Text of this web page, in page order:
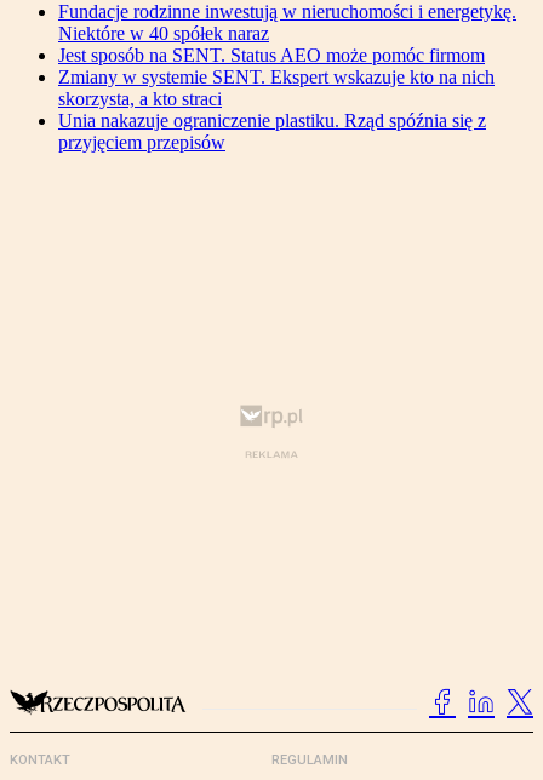
Fundacje rodzinne inwestują w nieruchomości i energetykę.
Niektóre w 40 spółek naraz
Jest sposób na SENT. Status AEO może pomóc firmom
Zmiany w systemie SENT. Ekspert wskazuje kto na nich
skorzysta, a kto straci
Unia nakazuje ograniczenie plastiku. Rząd spóźnia się z
przyjęciem przepisów
KONTAKT REGULAMIN